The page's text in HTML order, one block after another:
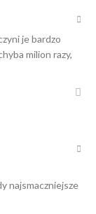
je bardzo
milion razy,
najsmaczniejsze